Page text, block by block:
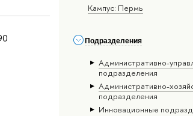
Кампус: Пермь
Подразделения
Административно-
подразделения
Административно-
подразделения
Инновационные